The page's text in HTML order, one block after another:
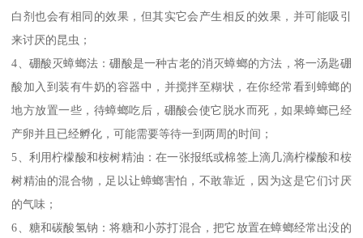
白剂也会有相同的效果，但其实它会产生相反的效果，并可能吸引
来讨厌的昆虫；
4、硼酸灭蟑螂法：硼酸是一种古老的消灭蟑螂的方法，将一汤匙硼
酸加入到装有牛奶的容器中，并搅拌至糊状，在你经常看到蟑螂的
地方放置一些，待蟑螂吃后，硼酸会使它脱水而死，如果蟑螂已经
产卵并且已经孵化，可能需要等待一到两周的时间；
5、利用柠檬酸和桉树精油：在一张报纸或棉签上滴几滴柠檬酸和桉
树精油的混合物，足以让蟑螂害怕，不敢靠近，因为这是它们讨厌
的气味；
6、糖和碳酸氢钠：将糖和小苏打混合，把它放置在蟑螂经常出没的